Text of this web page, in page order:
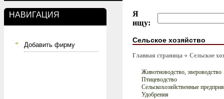
НАВИГАЦИЯ
Добавить фирму
Я
ищу:
Сельское хозяйство
Главная страница Сельское
Животноводство, звероводство
Птицеводство
Сельскохозяйственные
Удобрения